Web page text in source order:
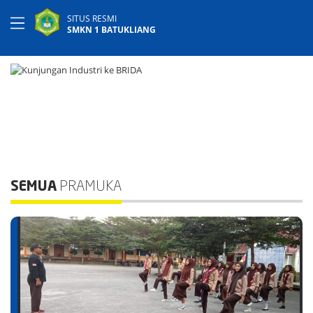
SITUS RESMI
SMKN 1 BATUKLIANG
SEMUA PRAMUKA